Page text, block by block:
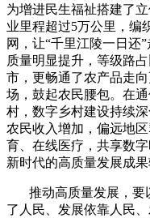
为增进民生福祉搭建了
业里程超过5万公里，编
网，让“千里江陵一日还
质量明显提升，等级路
市，更畅通了农产品走
场，鼓起农民腰包。在通
村，数字乡村建设持续
农民收入增加，偏远地
育、在线医疗，共享数
新时代的高质量发展成
推动高质量发展，要
了人民、发展依靠人民